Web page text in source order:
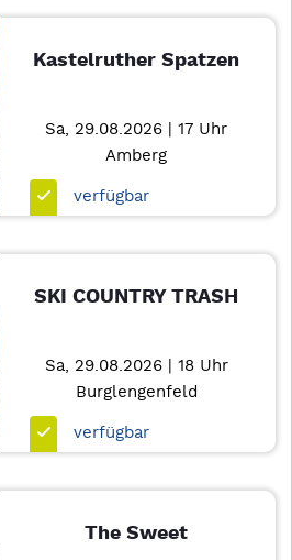
Kastelruther Spatzen
Sa, 29.08.2026 | 17 Uhr
Amberg
verfügbar
SKI COUNTRY TRASH
Sa, 29.08.2026 | 18 Uhr
Burglengenfeld
verfügbar
The Sweet